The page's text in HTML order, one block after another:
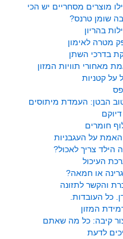
מוצרים מסחריים יש הכי
שומן טרנס?
בהריון
מטרה לאימון
בדרכי השתן
מאחורי תוויות המזון
על קטניות
הבטן: העמדת מיתוסים
חומרים
על העגבניות
הילד צריך לאכול?
העיכול
או חמאה?
והקשר לתזונה
כל העובדות.
המזון
קיבה: כל מה שאתם
לדעת